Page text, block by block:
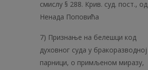
смислу § 288. Крив. суд. пост., од
Ненада Поповића
7) Признање на белешци код
духовног суда у бракоразводној
парници, о примљеном миразу,